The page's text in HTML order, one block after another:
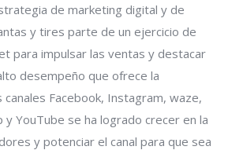
de marketing digital y de
y tires parte de un ejercicio de
para impulsar las ventas y destacar
desempeño que ofrece la
canales Facebook, Instagram, waze,
YouTube se ha logrado crecer en la
y potenciar el canal para que sea